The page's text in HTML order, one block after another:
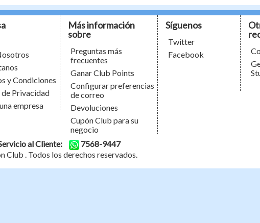
y Condiciones
Privacidad
empresa
Más información
sobre
Preguntas más
frecuentes
Ganar Club Points
Configurar preferencias
de correo
Devoluciones
Cupón Club para su
negocio
Síguenos
Twitter
Facebook
al Cliente:
7568-9447
Club . Todos los derechos reservados.